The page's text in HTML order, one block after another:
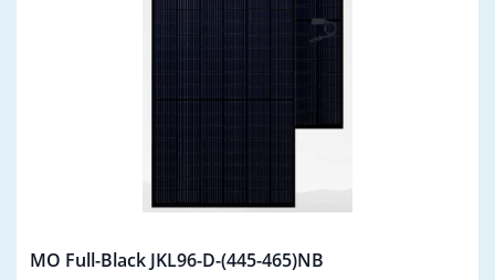
MO Full-Black JKL96-D-(445-465)NB